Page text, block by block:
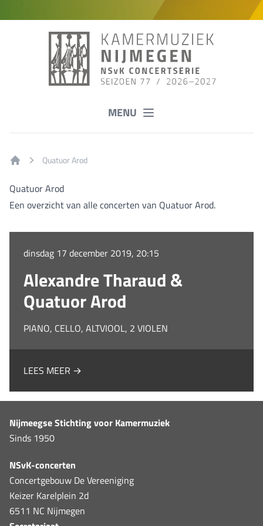
MENU
Quatuor Arod
Quatuor Arod
Een overzicht van alle concerten van Quatuor Arod.
dinsdag 17 december 2019, 20:15
Alexandre Tharaud &
Quatuor Arod
PIANO, CELLO, ALTVIOOL, 2 VIOLEN
LEES MEER →
Nijmeegse Stichting voor Kamermuziek
Sinds 1950
NSvK-concerten
Concertgebouw De Vereeniging
Keizer Karelplein 2d
6511 NC Nijmegen